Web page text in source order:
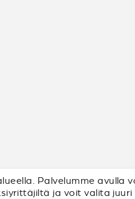
Palvelumme avulla
ja voit valita juuri